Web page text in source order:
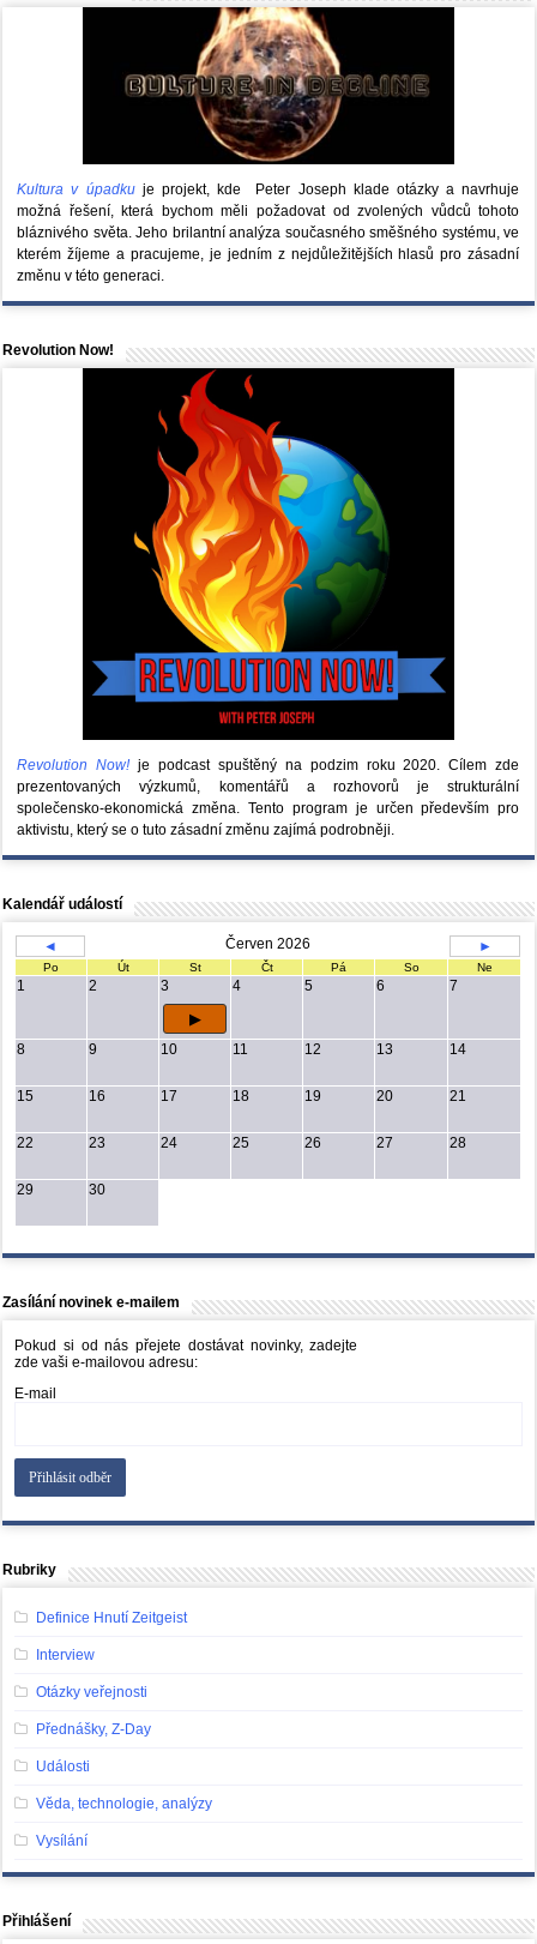
Kultura v úpadkuje projekt, kde Peter Joseph klade otázky a navrhuje
možná řešení, která bychom měli požadovat od zvolených vůdců tohoto
bláznivého světa. Jeho brilantní analýza současného směšného systému, ve
kterém žíjeme a pracujeme, je jedním z nejdůležitějších hlasů pro zásadní
změnu v této generaci.
Revolution Now!
Revolution Now! je podcast spuštěný na podzim roku 2020.Cílem zde
prezentovaných výzkumů, komentářů a rozhovorů je strukturální
společensko-ekonomická změna. Tento program je určen především pro
aktivistu, který se o tuto zásadní změnu zajímá podrobněji.
Kalendář událostí
◄ Červen 2026 ►
Po Út St Čt Pá So Ne
1 2 3 4 5 6 7
8 9 10 11 12 13 14
15 16 17 18 19 20 21
22 23 24 25 26 27 28
29 30
Zasílání novinek e-mailem
Pokud si od nás přejete dostávat novinky, zadejte
zde vaši e-mailovou adresu:
E-mail
Rubriky
Definice Hnutí Zeitgeist
Interview
Otázky veřejnosti
Přednášky, Z-Day
Události
Věda, technologie, analýzy
Vysílání
Přihlášení